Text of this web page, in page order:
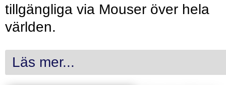
tillgängliga via Mouser över hela
världen.
Läs mer...